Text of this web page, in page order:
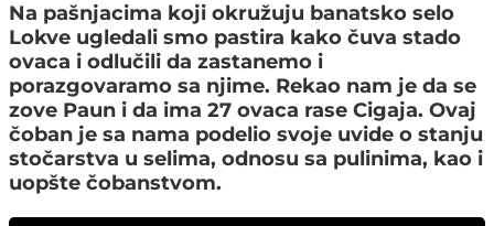
Na pašnjacima koji okružuju banatsko selo
Lokve ugledali smo pastira kako čuva stado
ovaca i odlučili da zastanemo i
porazgovaramo sa njime. Rekao nam je da se
zove Paun i da ima 27 ovaca rase Cigaja. Ovaj
čoban je sa nama podelio svoje uvide o stanju
stočarstva u selima, odnosu sa pulinima, kao i
uopšte čobanstvom.